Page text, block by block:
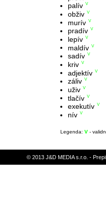
palív V
obživ V
murív V
pradív V
lepív V
maldív V
sadív V
kriv V
adjektív V
záliv V
uživ V
tlačív V
exekutív V
nív V
Legenda: V -
© 2013 J&D MEDIA s.r.o. -